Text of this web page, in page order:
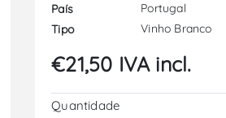
País
Portugal
Tipo
Vinho Branco
€21,50 IVA incl.
Quantidade